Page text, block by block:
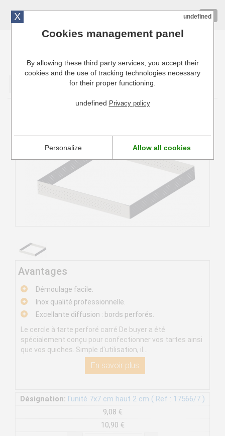
Cuisinresto: Ustensiles de cuisine pour professionnels
Avantages
Démoulage facile.
Inox qualité professionnelle.
Excellante diffusion : bords perforés.
Le cercle à tarte perforé carré De buyer a été
spécialement conçu pour confectionner vos tartes ainsi
que vos quiches. Simple d'utilisation, il...
En savoir plus
Désignation: l'unité 7x7 cm haut 2 cm ( Ref : 17566/7 )
9,08 €
10,90 €
X undefined
Cookies management panel
By allowing these third party services, you accept their
cookies and the use of tracking technologies necessary
for their proper functioning.
undefined Privacy policy
Personalize Allow all cookies